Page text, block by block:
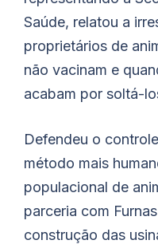
Saúde, relatou a
proprietários de
não vacinam e
acabam por soltá-
Defendeu o
método mais
populacional de
parceria com
construção das